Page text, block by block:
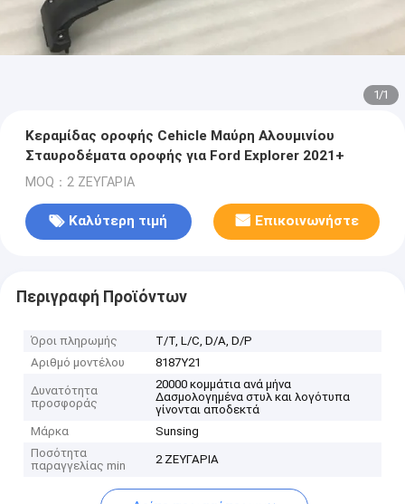
1/1
Κεραμίδας οροφής Cehicle Μαύρη Αλουμινίου
Σταυροδέματα οροφής για Ford Explorer 2021+
MOQ：2 ΖΕΥΓΑΡΙΑ
Καλύτερη τιμή Επικοινωνήστε
Περιγραφή Προϊόντων
Όροι πληρωμής
Τ/Τ, L/C, D/A, D/P
Αριθμό μοντέλου
8187Y21
Δυνατότητα
προσφοράς
20000 κομμάτια ανά μήνα
Δασμολογημένα στυλ και λογότυπα
γίνονται αποδεκτά
Μάρκα
Sunsing
Ποσότητα
παραγγελίας min
2 ΖΕΥΓΑΡΙΑ